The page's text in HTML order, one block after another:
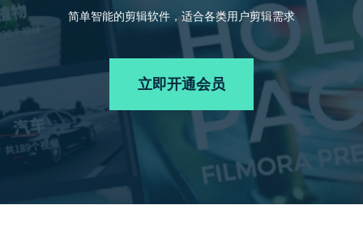
客服热线：4000-300624
AI 绘画
AI 视频续写
声音
文本
专业创作人群
文章资讯
帮助中心
产品信息
立即购买
简单智能的剪辑软件，适合各类用户剪辑需求
立即开通会员